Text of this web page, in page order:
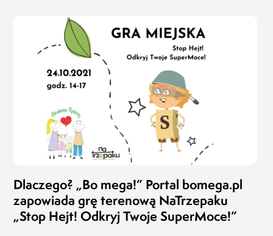
Dlaczego? „Bo mega!” Portal bomega.pl
zapowiada grę terenową NaTrzepaku
„Stop Hejt! Odkryj Twoje SuperMoce!”